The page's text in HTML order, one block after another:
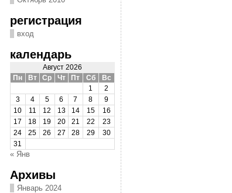
регистрация
вход
календарь
Август 2026
Пн
Вт Ср Чт Пт Сб
Вс
1
2
3
4 5 6 7 8
9
10
11 12 13 14 15
16
17
18 19 20 21 22
23
24
25 26 27 28 29
30
31
« Янв
Архивы
Январь 2024